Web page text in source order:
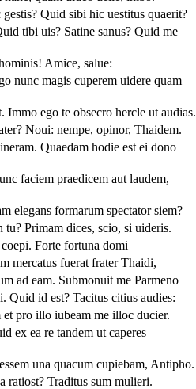
Quid sibi hic uestitus quaerit?
tibi uis? Satine sanus? Quid me
Amice, salue:
nunc magis cuperem uidere quam
Immo ego te obsecro hercle ut audias.
Noui: nempe, opinor, Thaidem.
Quaedam hodie est ei dono
faciem praedicem aut laudem,
elegans formarum spectator siem?
Primam dices, scio, si uideris.
Forte fortuna domi
mercatus fuerat frater Thaidi,
ad eam. Submonuit me Parmeno
Quid id est? Tacitus citius audies:
pro illo iubeam me illoc ducier.
ex ea re tandem ut caperes
una quacum cupiebam, Antipho.
ratiost? Traditus sum mulieri.